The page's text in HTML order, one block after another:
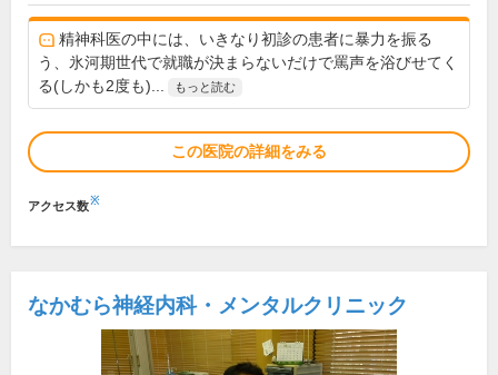
精神科医の中には、いきなり初診の患者に暴力を振る
う、氷河期世代で就職が決まらないだけで罵声を浴びせてく
る(しかも2度も)...
もっと読む
この医院の詳細をみる
アクセス数※
なかむら神経内科・メンタルクリニック